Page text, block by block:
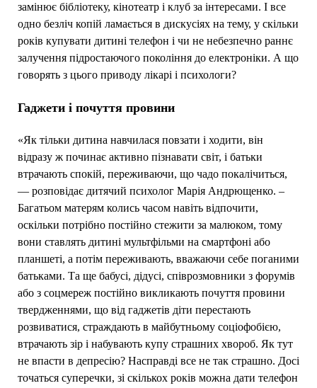
замінює бібліотеку, кінотеатр і клуб за інтересами. І все
одно безліч копій ламається в дискусіях на тему, у скільки
років купувати дитині телефон і чи не небезпечно раннє
залучення підростаючого покоління до електроніки. А що
говорять з цього приводу лікарі і психологи?
Гаджети і почуття провини
«Як тільки дитина навчилася повзати і ходити, він
відразу ж починає активно пізнавати світ, і батьки
втрачають спокій, переживаючи, що чадо покалічиться,
— розповідає дитячий психолог Марія Андрющенко. –
Багатьом матерям колись часом навіть відпочити,
оскільки потрібно постійно стежити за малюком, тому
вони ставлять дитині мультфільми на смартфоні або
планшеті, а потім переживають, вважаючи себе поганими
батьками. Та ще бабусі, дідусі, співрозмовники з форумів
або з соцмереж постійно викликають почуття провини
твердженнями, що від гаджетів діти перестають
розвиватися, страждають в майбутньому соціофобією,
втрачають зір і набувають купу страшних хвороб. Як тут
не впасти в депресію? Насправді все не так страшно. Досі
точаться суперечки, зі скількох років можна дати телефон